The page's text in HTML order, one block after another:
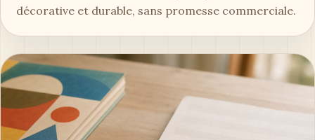
décorative et durable, sans promesse commerciale.